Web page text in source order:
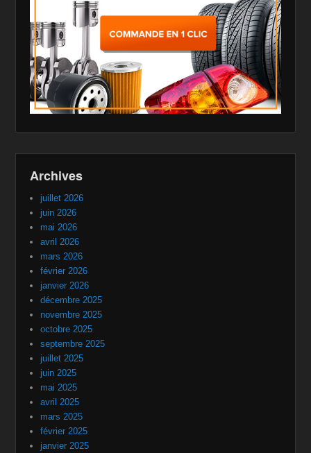
Archives
juillet 2026
juin 2026
mai 2026
avril 2026
mars 2026
février 2026
janvier 2026
décembre 2025
novembre 2025
octobre 2025
septembre 2025
juillet 2025
juin 2025
mai 2025
avril 2025
mars 2025
février 2025
janvier 2025